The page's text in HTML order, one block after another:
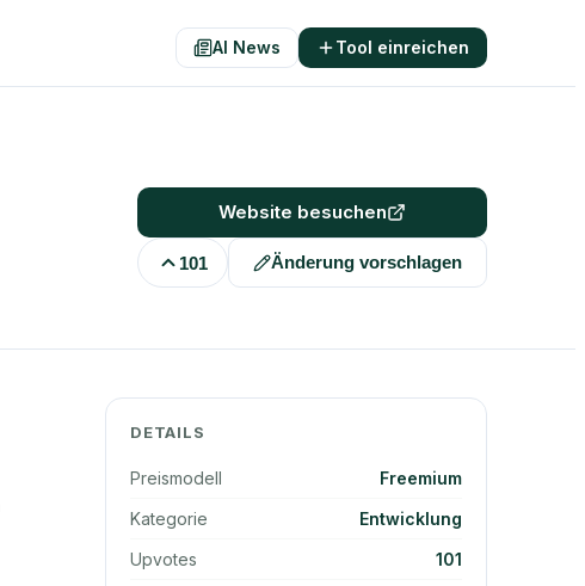
AI News Tool einreichen
Website besuchen
101 Änderung vorschlagen
DETAILS
Preismodell
Freemium
Kategorie
Entwicklung
Upvotes
101